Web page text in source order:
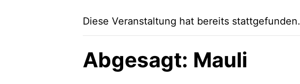
Diese Veranstaltung hat bereits stattgefunden.
Abgesagt: Mauli